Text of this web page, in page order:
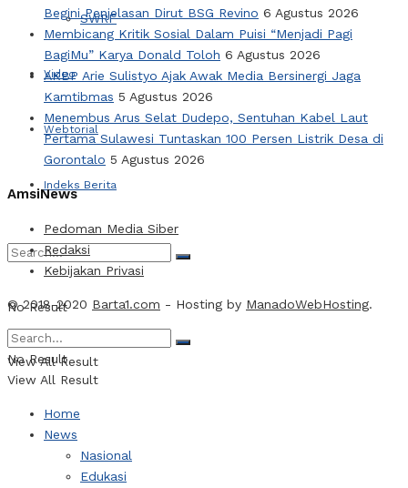
SWRF
Video
Webtorial
Indeks Berita
No Result
View All Result
Begini Penjelasan Dirut BSG Revino 6 Agustus 2026
Membicang Kritik Sosial Dalam Puisi “Menjadi Pagi
BagiMu” Karya Donald Toloh 6 Agustus 2026
AKBP Arie Sulistyo Ajak Awak Media Bersinergi Jaga
Kamtibmas 5 Agustus 2026
Menembus Arus Selat Dudepo, Sentuhan Kabel Laut
Pertama Sulawesi Tuntaskan 100 Persen Listrik Desa di
Gorontalo 5 Agustus 2026
AmsiNews
Pedoman Media Siber
Redaksi
Kebijakan Privasi
© 2018-2020 Barta1.com - Hosting by ManadoWebHosting.
No Result
View All Result
Home
News
Nasional
Edukasi